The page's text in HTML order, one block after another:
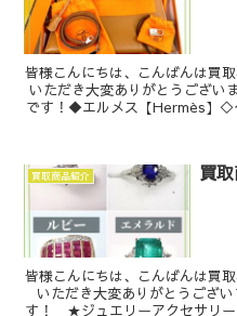
皆様こんにちは、こんばんは買
いただき大変ありがとうございます。 今回のお買取り商品
です！◆エルメス【Hermès】
買取商品紹介
買
皆様こんにちは、こんばんは買
いただき大変ありがとうございます。 今回の商品紹介
す！ ★ジュエリーアクセサリ